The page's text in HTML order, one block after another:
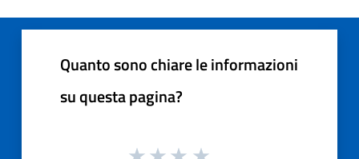
Quanto sono chiare le informazioni
su questa pagina?